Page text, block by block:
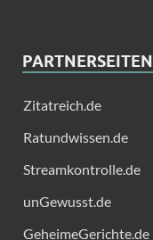
PARTNERSEITEN
Zitatreich.de
Ratundwissen.de
Streamkontrolle.de
unGewusst.de
GeheimeGerichte.de